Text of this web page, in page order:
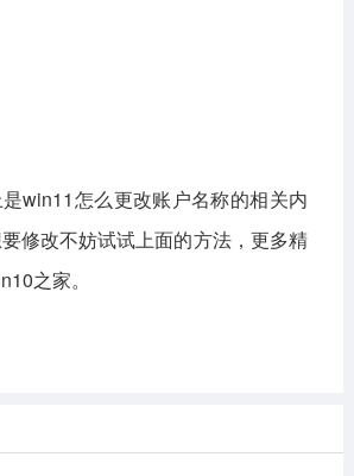
win11怎么更改账户名称的相关内
修改不妨试试上面的方法，更多精
之家。